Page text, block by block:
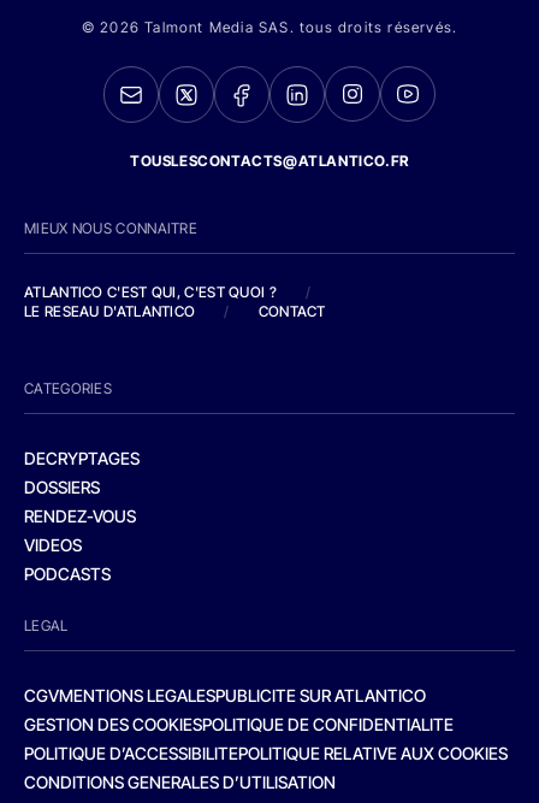
© 2026 Talmont Media SAS. tous droits réservés.
TOUSLESCONTACTS@ATLANTICO.FR
MIEUX NOUS CONNAITRE
ATLANTICO C'EST QUI, C'EST QUOI ?
/
LE RESEAU D'ATLANTICO
/ CONTACT
CATEGORIES
DECRYPTAGES
DOSSIERS
RENDEZ-VOUS
VIDEOS
PODCASTS
LEGAL
CGVMENTIONS LEGALESPUBLICITE SUR ATLANTICO
GESTION DES COOKIESPOLITIQUE DE CONFIDENTIALITE
POLITIQUE D’ACCESSIBILITEPOLITIQUE RELATIVE AUX COOKIES
CONDITIONS GENERALES D’UTILISATION